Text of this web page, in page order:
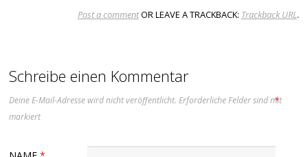
Post a commentOR LEAVE A TRACKBACK: Trackback URL.
Schreibe einen Kommentar
Deine E-Mail-Adresse wird nicht veröffentlicht. Erforderliche Felder sind mit
*
markiert